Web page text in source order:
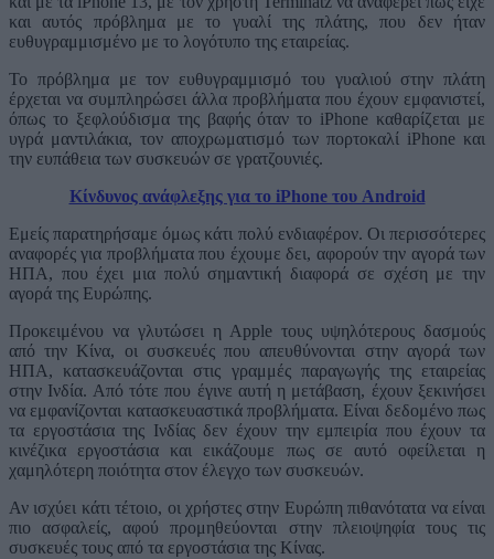
και αυτός πρόβλημα με το γυαλί της πλάτης, που δεν ήταν
ευθυγραμμισμένο με το λογότυπο της εταιρείας.
Το πρόβλημα με τον ευθυγραμμισμό του γυαλιού στην πλάτη
έρχεται να συμπληρώσει άλλα προβλήματα που έχουν εμφανιστεί,
όπως το ξεφλούδισμα της βαφής όταν το iPhone καθαρίζεται με
υγρά μαντιλάκια, τον αποχρωματισμό των πορτοκαλί iPhone και
την ευπάθεια των συσκευών σε γρατζουνιές.
Κίνδυνος ανάφλεξης για το iPhone του Android
Εμείς παρατηρήσαμε όμως κάτι πολύ ενδιαφέρον. Οι περισσότερες
αναφορές για προβλήματα που έχουμε δει, αφορούν την αγορά των
ΗΠΑ, που έχει μια πολύ σημαντική διαφορά σε σχέση με την
αγορά της Ευρώπης.
Προκειμένου να γλυτώσει η Apple τους υψηλότερους δασμούς
από την Κίνα, οι συσκευές που απευθύνονται στην αγορά των
ΗΠΑ, κατασκευάζονται στις γραμμές παραγωγής της εταιρείας
στην Ινδία. Από τότε που έγινε αυτή η μετάβαση, έχουν ξεκινήσει
να εμφανίζονται κατασκευαστικά προβλήματα. Είναι δεδομένο πως
τα εργοστάσια της Ινδίας δεν έχουν την εμπειρία που έχουν τα
κινέζικα εργοστάσια και εικάζουμε πως σε αυτό οφείλεται η
χαμηλότερη ποιότητα στον έλεγχο των συσκευών.
Αν ισχύει κάτι τέτοιο, οι χρήστες στην Ευρώπη πιθανότατα να είναι
πιο ασφαλείς, αφού προμηθεύονται στην πλειοψηφία τους τις
συσκευές τους από τα εργοστάσια της Κίνας.